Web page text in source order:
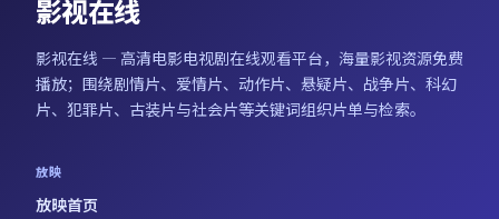
影视在线
影视在线 — 高清电影电视剧在线观看平台，海量影视资源免费
播放；围绕剧情片、爱情片、动作片、悬疑片、战争片、科幻
片、犯罪片、古装片与社会片等关键词组织片单与检索。
放映
放映首页